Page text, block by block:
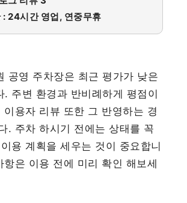
: 24시간 영업, 연중무휴
공영 주차장은 최근 평가가 낮은
. 주변 환경과 반비례하게 평점이
이용자 리뷰 또한 그 반영하는 경
. 주차 하시기 전에는 상태를 꼭
용 계획을 세우는 것이 중요합니
항은 이용 전에 미리 확인 해보세